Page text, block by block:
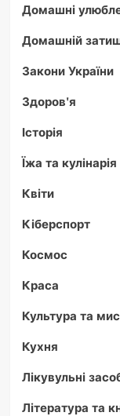
Домашні
Домашній
Закони України
Здоров'я
Історія
Їжа та кулінарія
Квіти
Кіберспорт
Космос
Краса
Культура та
Кухня
Лікувульні
Література та